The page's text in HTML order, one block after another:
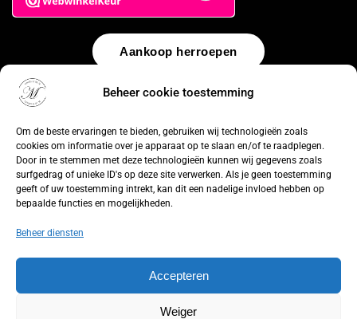
Beheer cookie toestemming
Om de beste ervaringen te bieden, gebruiken wij technologieën zoals
cookies om informatie over je apparaat op te slaan en/of te raadplegen.
Door in te stemmen met deze technologieën kunnen wij gegevens zoals
surfgedrag of unieke ID's op deze site verwerken. Als je geen toestemming
geeft of uw toestemming intrekt, kan dit een nadelige invloed hebben op
bepaalde functies en mogelijkheden.
Beheer diensten
Accepteren
Weiger
Aankoop herroepen
© 2026 by WebUnlimited–Algemene voorwaarden